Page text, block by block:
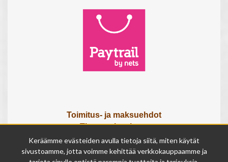
Toimitus- ja maksuehdot
Tietosuojaseloste
Tietoa meistä
Osta lahjakortti
Keräämme evästeiden avulla tietoja siitä, miten käytät
sivustoamme, jotta voimme kehittää verkkokauppaamme ja